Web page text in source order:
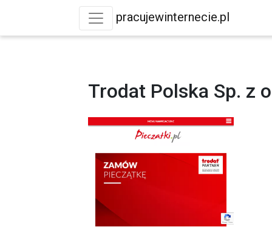
pracujewinternecie.pl
Trodat Polska Sp. z